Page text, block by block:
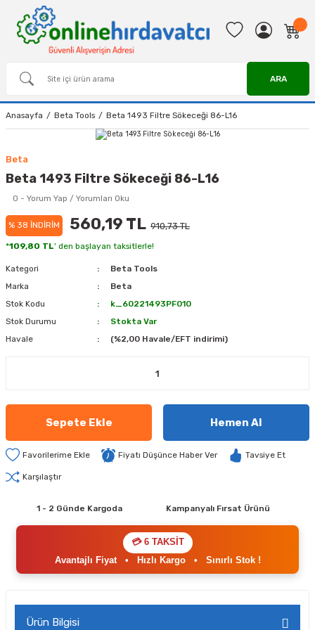
ARA
Anasayfa Beta Tools Beta 1493 Filtre Sökeceği 86-L16
Beta
Beta 1493 Filtre Sökeceği 86-L16
0 - Yorum Yap / Yorumları Oku
% 38 İNDİRİM 560,19 TL 910,73 TL
*109,80 TL' den başlayan taksitlerle!
Kategori
Beta Tools
Marka
Beta
Stok Kodu
k_60221493PF010
Stok Durumu
Stokta Var
Havale
(%2,00 Havale/EFT indirimi)
Sepete Ekle Hemen Al
Fiyatı Düşünce Haber Ver Tavsiye Et
Karşılaştır
1 - 2 Günde Kargoda Kampanyalı Fırsat Ürünü
💳 6 TAKSİT
Avantajlı Fiyat• Hızlı Kargo• Sınırlı Stok !
Ürün Bilgisi